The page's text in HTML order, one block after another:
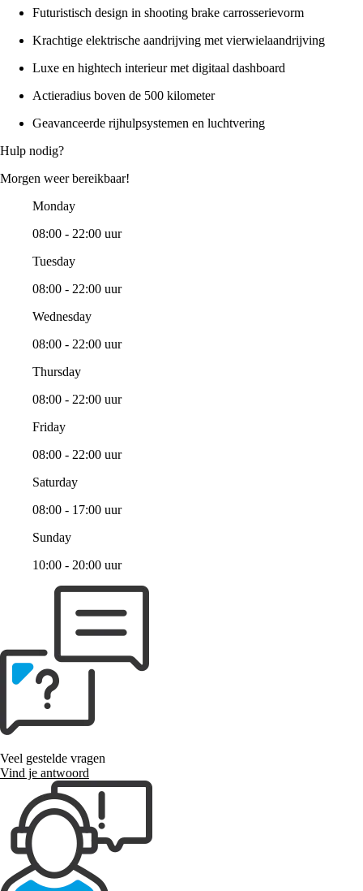
Futuristisch design in shooting brake carrosserievorm
Krachtige elektrische aandrijving met vierwielaandrijving
Luxe en hightech interieur met digitaal dashboard
Actieradius boven de 500 kilometer
Geavanceerde rijhulpsystemen en luchtvering
Hulp nodig?
Morgen weer bereikbaar!
Monday
08:00 - 22:00 uur
Tuesday
08:00 - 22:00 uur
Wednesday
08:00 - 22:00 uur
Thursday
08:00 - 22:00 uur
Friday
08:00 - 22:00 uur
Saturday
08:00 - 17:00 uur
Sunday
10:00 - 20:00 uur
Veel gestelde vragen
Vind je antwoord